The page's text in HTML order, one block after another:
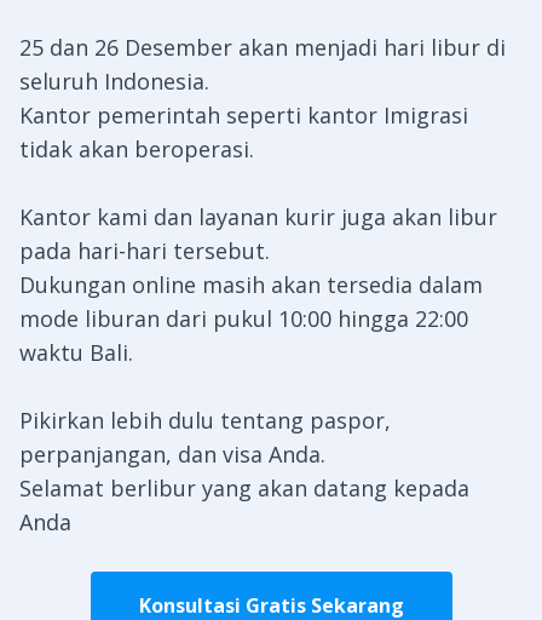
25 dan 26 Desember akan menjadi hari libur di
seluruh Indonesia.
Kantor pemerintah seperti kantor Imigrasi
tidak akan beroperasi.
Kantor kami dan layanan kurir juga akan libur
pada hari-hari tersebut.
Dukungan online masih akan tersedia dalam
mode liburan dari pukul 10:00 hingga 22:00
waktu Bali.
Pikirkan lebih dulu tentang paspor,
perpanjangan, dan visa Anda.
Selamat berlibur yang akan datang kepada
Anda
Konsultasi Gratis Sekarang